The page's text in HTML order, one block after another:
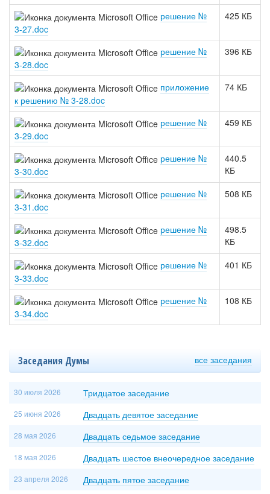
решение №
3-27.doc
425 КБ
решение №
3-28.doc
396 КБ
приложение
к решению № 3-28.doc
74 КБ
решение №
3-29.doc
459 КБ
решение №
3-30.doc
440.5
КБ
решение №
3-31.doc
508 КБ
решение №
3-32.doc
498.5
КБ
решение №
3-33.doc
401 КБ
решение №
3-34.doc
108 КБ
Заседания Думы все заседания
30 июля 2026 Тридцатое заседание
25 июня 2026 Двадцать девятое заседание
28 мая 2026 Двадцать седьмое заседание
18 мая 2026 Двадцать шестое внеочередное заседание
23 апреля 2026 Двадцать пятое заседание